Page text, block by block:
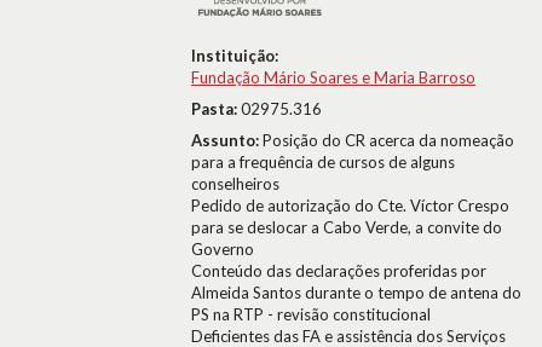
Instituição:
Fundação Mário Soares e Maria Barroso
Pasta:02975.316
Assunto:Posição do CR acerca da nomeação
para a frequência de cursos de alguns
conselheiros
Pedido de autorização do Cte. Víctor Crespo
para se deslocar a Cabo Verde, a convite do
Governo
Conteúdo das declarações proferidas por
Almeida Santos durante o tempo de antena do
PS na RTP - revisão constitucional
Deficientes das FA e assistência dos Serviços